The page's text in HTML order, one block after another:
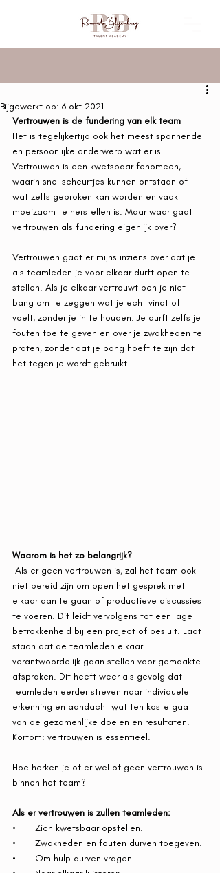
Bijgewerkt op: 6 okt 2021
Vertrouwen is de fundering van elk team
Het is tegelijkertijd ook het meest spannende
en persoonlijke onderwerp wat er is.
Vertrouwen is een kwetsbaar fenomeen,
waarin snel scheurtjes kunnen ontstaan of
wat zelfs gebroken kan worden en vaak
moeizaam te herstellen is. Maar waar gaat
vertrouwen als fundering eigenlijk over?
Vertrouwen gaat er mijns inziens over dat je
als teamleden je voor elkaar durft open te
stellen. Als je elkaar vertrouwt ben je niet
bang om te zeggen wat je echt vindt of
voelt, zonder je in te houden. Je durft zelfs je
fouten toe te geven en over je zwakheden te
praten, zonder dat je bang hoeft te zijn dat
het tegen je wordt gebruikt.
Waarom is het zo belangrijk?
niet bereid zijn om open het gesprek met
elkaar aan te gaan of productieve discussies
te voeren. Dit leidt vervolgens tot een lage
betrokkenheid bij een project of besluit. Laat
staan dat de teamleden elkaar
verantwoordelijk gaan stellen voor gemaakte
afspraken. Dit heeft weer als gevolg dat
teamleden eerder streven naar individuele
erkenning en aandacht wat ten koste gaat
van de gezamenlijke doelen en resultaten.
Kortom: vertrouwen is essentieel.
Hoe herken je of er wel of geen vertrouwen is
binnen het team?
Als er vertrouwen is zullen teamleden:
•       Zich kwetsbaar opstellen.
•       Zwakheden en fouten durven toegeven.
•       Om hulp durven vragen.